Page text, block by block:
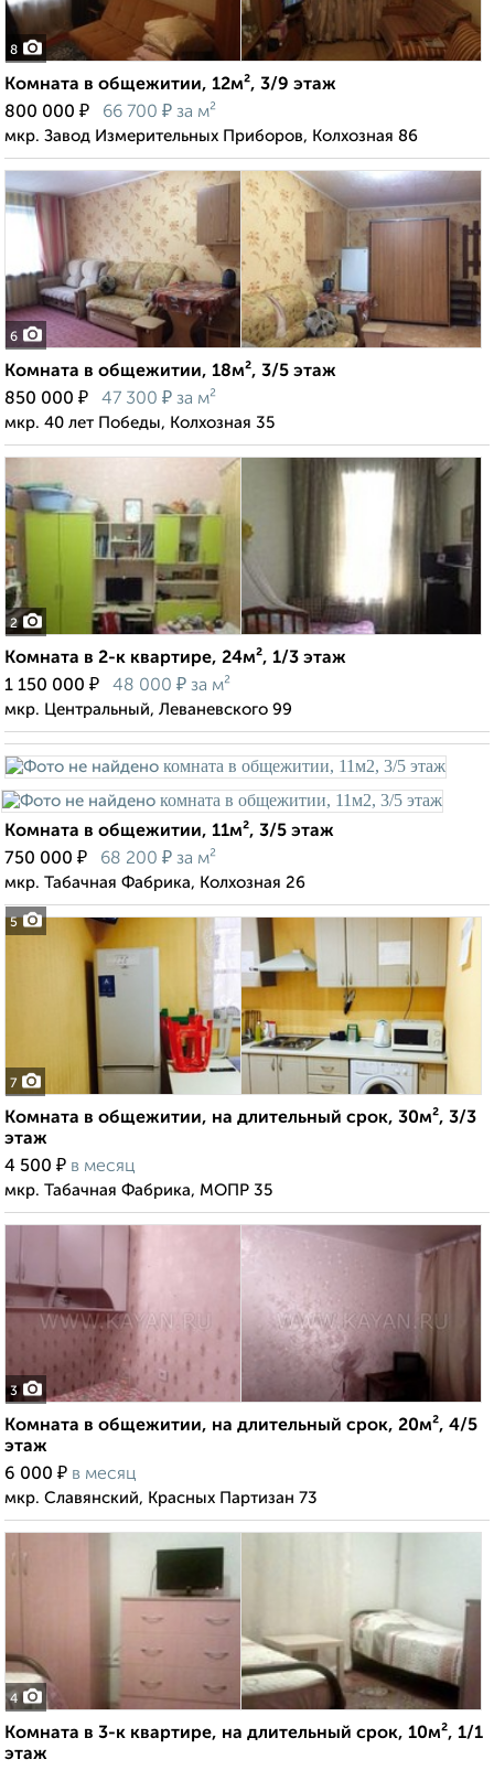
8
Комната в общежитии, 12м², 3/9 этаж
800 000 ₽ 66 700 ₽ за м²
мкр. Завод Измерительных Приборов, Колхозная 86
6
Комната в общежитии, 18м², 3/5 этаж
850 000 ₽ 47 300 ₽ за м²
мкр. 40 лет Победы, Колхозная 35
2
Комната в 2-к квартире, 24м², 1/3 этаж
1 150 000 ₽ 48 000 ₽ за м²
мкр. Центральный, Леваневского 99
5
Комната в общежитии, 11м², 3/5 этаж
750 000 ₽ 68 200 ₽ за м²
мкр. Табачная Фабрика, Колхозная 26
7
Комната в общежитии, на длительный срок, 30м², 3/3
этаж
4 500 ₽ в месяц
мкр. Табачная Фабрика, МОПР 35
3
Комната в общежитии, на длительный срок, 20м², 4/5
этаж
6 000 ₽ в месяц
мкр. Славянский, Красных Партизан 73
4
Комната в 3-к квартире, на длительный срок, 10м², 1/1
этаж